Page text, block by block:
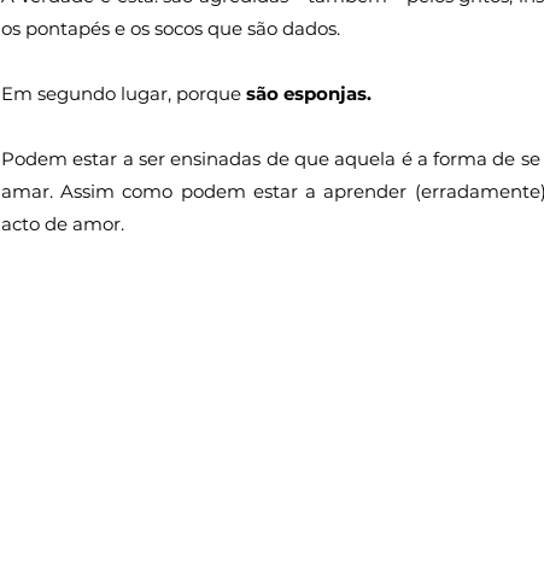
os pontapés e os socos que são dados.
Em segundo lugar, porque são esponjas.
Podem estar a ser ensinadas de que aquela é a forma de
amar. Assim como podem estar a aprender
acto de amor.